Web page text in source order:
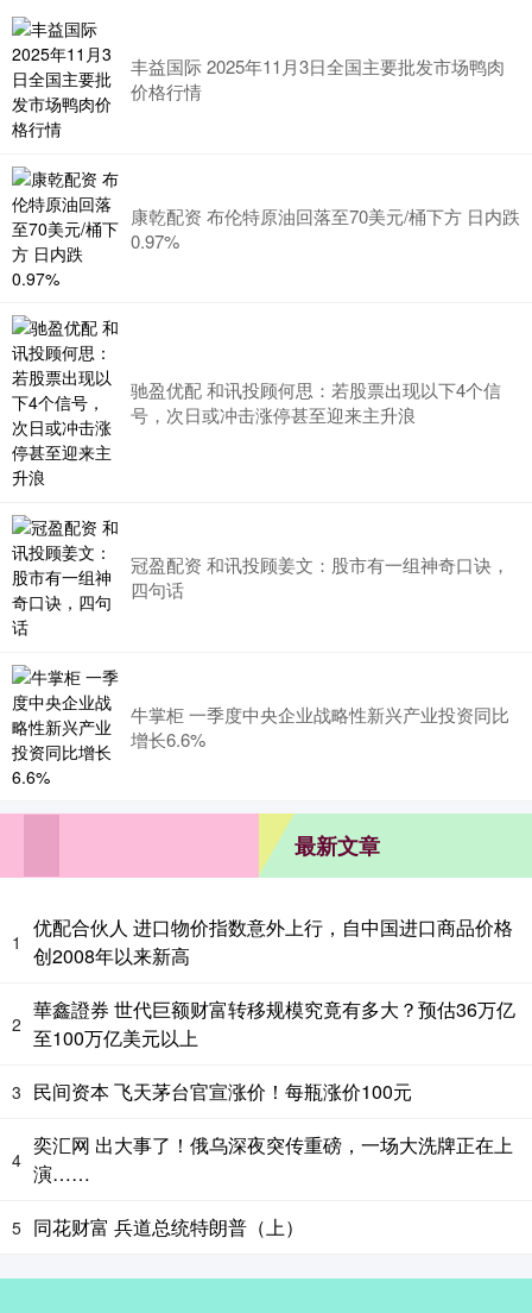
丰益国际 2025年11月3日全国主要批发市场鸭肉
价格行情
康乾配资 布伦特原油回落至70美元/桶下方 日内跌
0.97%
驰盈优配 和讯投顾何思：若股票出现以下4个信
号，次日或冲击涨停甚至迎来主升浪
冠盈配资 和讯投顾姜文：股市有一组神奇口诀，
四句话
牛掌柜 一季度中央企业战略性新兴产业投资同比
增长6.6%
最新文章
1
优配合伙人 进口物价指数意外上行，自中国进口商品价格
创2008年以来新高
2
華鑫證券 世代巨额财富转移规模究竟有多大？预估36万亿
至100万亿美元以上
3 民间资本 飞天茅台官宣涨价！每瓶涨价100元
4
奕汇网 出大事了！俄乌深夜突传重磅，一场大洗牌正在上
演……
5 同花财富 兵道总统特朗普（上）